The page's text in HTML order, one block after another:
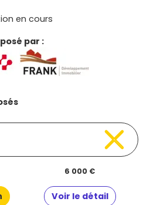
en cours
par :
6 000 €
Voir le détail